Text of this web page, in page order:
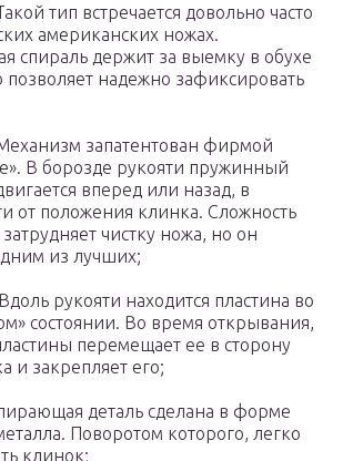
тип встречается довольно часто
американских ножах.
спираль держит за выемку в обухе
позволяет надежно зафиксировать
запатентован фирмой
В борозде рукояти пружинный
вперед или назад, в
от положения клинка. Сложность
чистку ножа, но он
из лучших;
рукояти находится пластина во
состоянии. Во время открывания,
перемещает ее в сторону
и закрепляет его;
деталь сделана в форме
Поворотом которого, легко
клинок;